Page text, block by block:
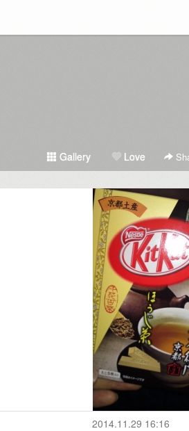
Gallery Love
2014.11.29 16:16